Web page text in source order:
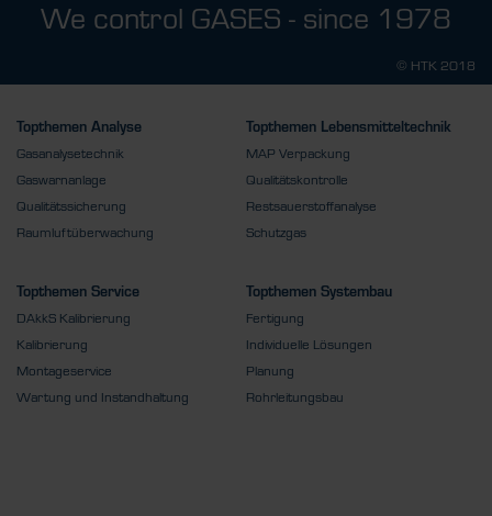
We control GASES - since 1978
© HTK 2018
Topthemen Analyse
Gasanalysetechnik
Gaswarnanlage
Qualitätssicherung
Raumluftüberwachung
Topthemen Lebensmitteltechnik
MAP Verpackung
Qualitätskontrolle
Restsauerstoffanalyse
Schutzgas
Topthemen Service
DAkkS Kalibrierung
Kalibrierung
Montageservice
Wartung und Instandhaltung
Topthemen Systembau
Fertigung
Individuelle Lösungen
Planung
Rohrleitungsbau